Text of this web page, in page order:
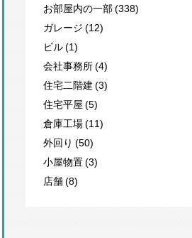
お部屋内の一部 (338)
ガレージ (12)
ビル (1)
会社事務所 (4)
住宅二階建 (3)
住宅平屋 (5)
倉庫工場 (11)
外回り (50)
小屋物置 (3)
店舗 (8)